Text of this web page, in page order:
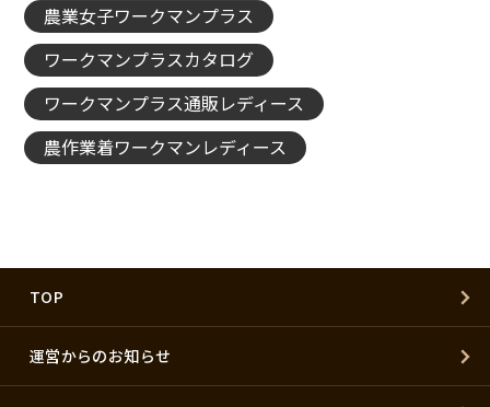
農業女子ワークマンプラス
ワークマンプラスカタログ
ワークマンプラス通販レディース
農作業着ワークマンレディース
TOP
運営からのお知らせ